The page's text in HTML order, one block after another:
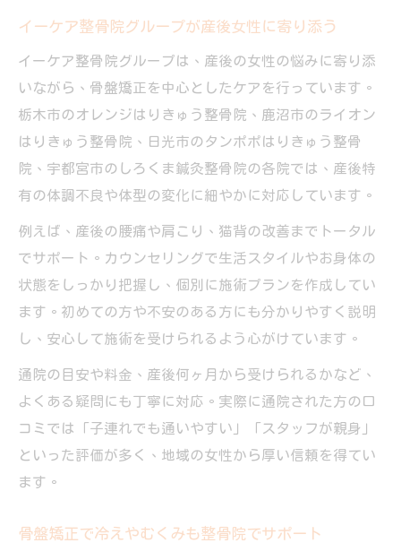
イーケア整骨院グループが産後女性に寄り添う
イーケア整骨院グループは、産後の女性の悩みに寄り添
いながら、骨盤矯正を中心としたケアを行っています。
栃木市のオレンジはりきゅう整骨院、鹿沼市のライオン
はりきゅう整骨院、日光市のタンポポはりきゅう整骨
院、宇都宮市のしろくま鍼灸整骨院の各院では、産後特
有の体調不良や体型の変化に細やかに対応しています。
例えば、産後の腰痛や肩こり、猫背の改善までトータル
でサポート。カウンセリングで生活スタイルやお身体の
状態をしっかり把握し、個別に施術プランを作成してい
ます。初めての方や不安のある方にも分かりやすく説明
し、安心して施術を受けられるよう心がけています。
通院の目安や料金、産後何ヶ月から受けられるかなど、
よくある疑問にも丁寧に対応。実際に通院された方の口
コミでは「子連れでも通いやすい」「スタッフが親身」
といった評価が多く、地域の女性から厚い信頼を得てい
ます。
骨盤矯正で冷えやむくみも整骨院でサポート